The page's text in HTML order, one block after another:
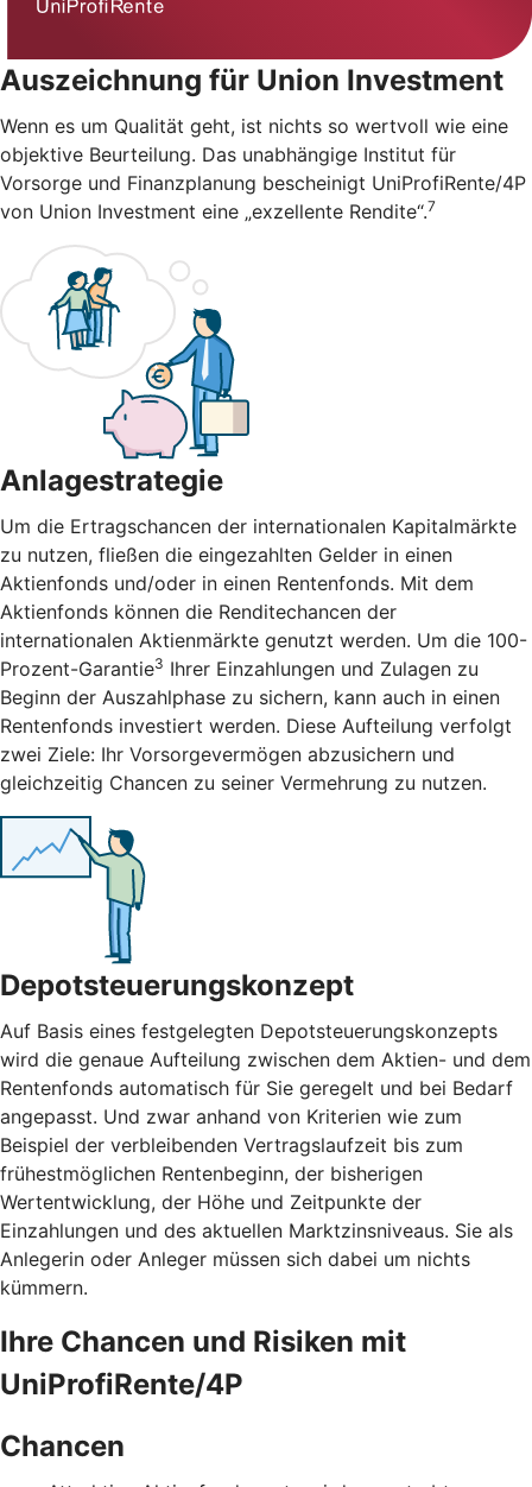
Auszeichnung für Union Investment
Wenn es um Qualität geht, ist nichts so wertvoll wie eine
objektive Beurteilung. Das unabhängige Institut für
Vorsorge und Finanzplanung bescheinigt UniProfiRente/4P
von Union Investment eine „exzellente Rendite“.7
Anlagestrategie
Um die Ertragschancen der internationalen Kapitalmärkte
zu nutzen, fließen die eingezahlten Gelder in einen
Aktienfonds und/oder in einen Rentenfonds. Mit dem
Aktienfonds können die Renditechancen der
internationalen Aktienmärkte genutzt werden. Um die 100-
Prozent-Garantie3 Ihrer Einzahlungen und Zulagen zu
Beginn der Auszahlphase zu sichern, kann auch in einen
Rentenfonds investiert werden. Diese Aufteilung verfolgt
zwei Ziele: Ihr Vorsorgevermögen abzusichern und
gleichzeitig Chancen zu seiner Vermehrung zu nutzen.
Depotsteuerungskonzept
Auf Basis eines festgelegten Depotsteuerungskonzepts
wird die genaue Aufteilung zwischen dem Aktien- und dem
Rentenfonds automatisch für Sie geregelt und bei Bedarf
angepasst. Und zwar anhand von Kriterien wie zum
Beispiel der verbleibenden Vertragslaufzeit bis zum
frühestmöglichen Rentenbeginn, der bisherigen
Wertentwicklung, der Höhe und Zeitpunkte der
Einzahlungen und des aktuellen Marktzinsniveaus. Sie als
Anlegerin oder Anleger müssen sich dabei um nichts
kümmern.
Ihre Chancen und Risiken mit
UniProfiRente/4P
Chancen